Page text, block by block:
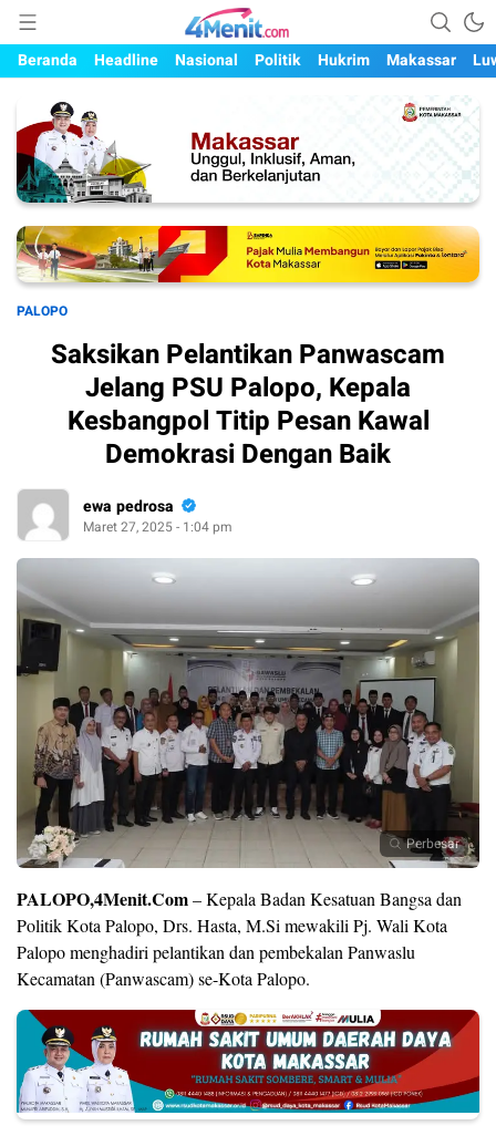
4menit.com
Mengungkap Kisah, Setiap Hari
Beranda
Headline Nasional Politik Hukrim Makassar
PALOPO
Saksikan Pelantikan Panwascam
Jelang PSU Palopo, Kepala
Kesbangpol Titip Pesan Kawal
Demokrasi Dengan Baik
ewa pedrosa
Maret 27, 2025 - 1:04 pm
Perbesar
PALOPO,4Menit.Com– Kepala Badan Kesatuan Bangsa dan
Politik Kota Palopo, Drs. Hasta, M.Si mewakili Pj. Wali Kota
Palopo menghadiri pelantikan dan pembekalan Panwaslu
Kecamatan (Panwascam) se-Kota Palopo.